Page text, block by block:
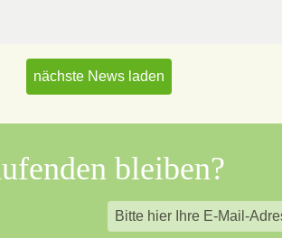
nächste News laden
bleiben?